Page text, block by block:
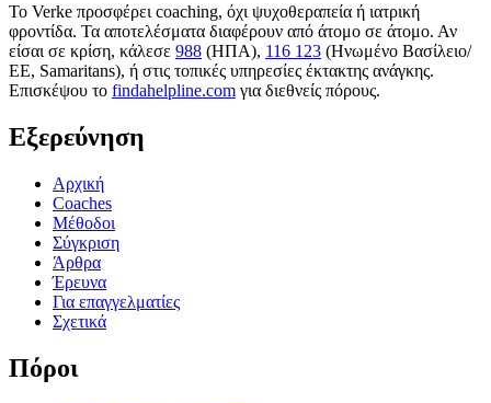
Το Verke προσφέρει coaching, όχι ψυχοθεραπεία ή ιατρική
φροντίδα. Τα αποτελέσματα διαφέρουν από άτομο σε άτομο. Αν
είσαι σε κρίση, κάλεσε 988 (ΗΠΑ), 116 123 (Ηνωμένο Βασίλειο/
ΕΕ, Samaritans), ή στις τοπικές υπηρεσίες έκτακτης ανάγκης.
Επισκέψου το findahelpline.com για διεθνείς πόρους.
Εξερεύνηση
Αρχική
Coaches
Μέθοδοι
Σύγκριση
Άρθρα
Έρευνα
Για επαγγελματίες
Σχετικά
Πόροι